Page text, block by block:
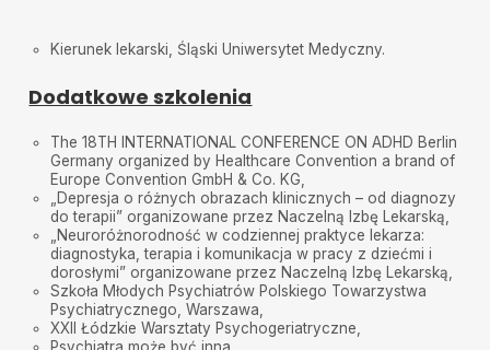
Kierunek lekarski, Śląski Uniwersytet Medyczny.
Dodatkowe szkolenia
The 18TH INTERNATIONAL CONFERENCE ON ADHD Berlin
Germany organized by Healthcare Convention a brand of
Europe Convention GmbH & Co. KG,
„Depresja o różnych obrazach klinicznych – od diagnozy
do terapii” organizowane przez Naczelną Izbę Lekarską,
„Neuroróżnorodność w codziennej praktyce lekarza:
diagnostyka, terapia i komunikacja w pracy z dziećmi i
dorosłymi” organizowane przez Naczelną Izbę Lekarską,
Szkoła Młodych Psychiatrów Polskiego Towarzystwa
Psychiatrycznego, Warszawa,
XXII Łódzkie Warsztaty Psychogeriatryczne,